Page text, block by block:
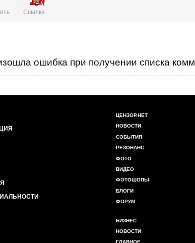
Ссылка
ошибка при получении списка
ЦЕНЗОР.НЕТ
НОВОСТИ
СОБЫТИЯ
РЕЗОНАНС
ФОТО
ВИДЕО
ФОТОШОПЫ
БЛОГИ
ФОРУМ
БИЗНЕС
НОВОСТИ
ГЛАВНОЕ